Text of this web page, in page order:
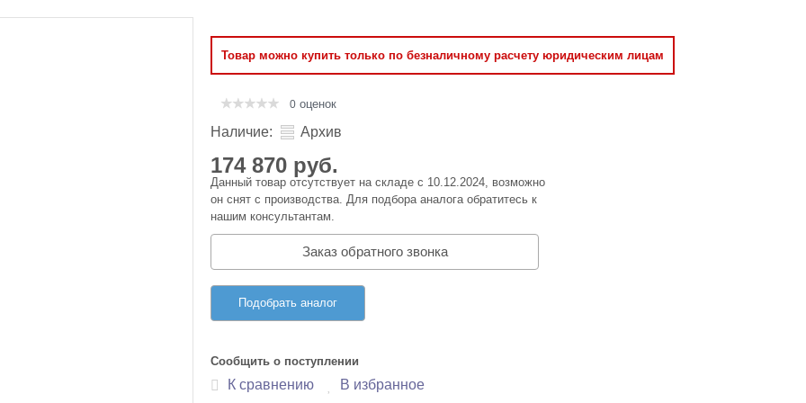
Товар можно купить только по безналичному расчету юридическим лицам
0 оценок
Наличие: Архив
174 870 руб.
Данный товар отсутствует на складе с 10.12.2024, возможно
он снят с производства. Для подбора аналога обратитесь к
нашим консультантам.
Заказ обратного звонка
Подобрать аналог
Сообщить о поступлении
К сравнению В избранное
память